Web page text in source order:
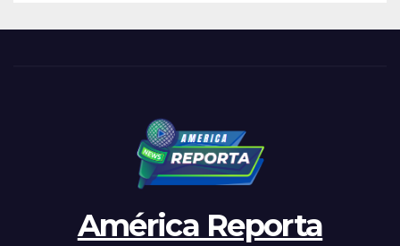
América Reporta